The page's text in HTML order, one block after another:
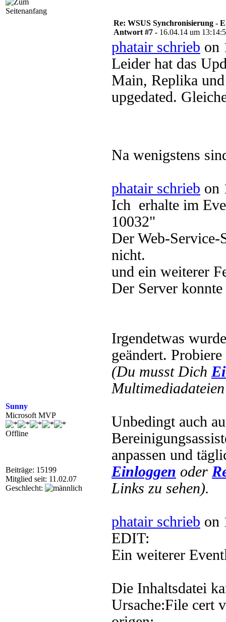
Sunny
Microsoft MVP
Offline
Beiträge: 15199
Mitglied seit: 11.02.07
Geschlecht:
Re: WSUS Synchronisierung -
Antwort #7 - 16.04.14 um
phatair schrieb on
Leider hat das
Main, Replika
upgedated.
Na wenigstens
phatair schrieb on
Ich erhalte im
10032"
Der Web-
nicht.
und ein weiterer
Der Server
Irgendetwas
geändert.
(Du musst Dich
Unbedingt auch
anpassen und
Einloggen oder
Links zu sehen).
phatair schrieb on
EDIT:
Ein weiterer
Die Inhaltsdatei
Ursache:File cert